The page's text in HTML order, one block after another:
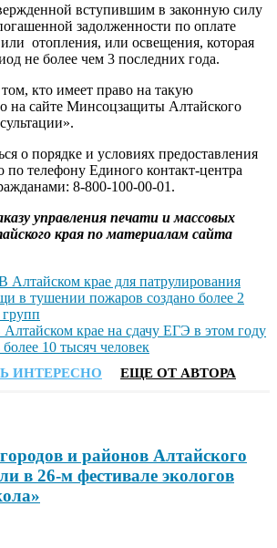
вступившим в законную силу
задолженности по оплате
отопления, или освещения, которая
не более чем 3 последних года.
кто имеет право на такую
на сайте Минсоцзащиты Алтайского
о порядке и условиях предоставления
телефону Единого контакт-центра
8-800-100-00-01.
управления печати и массовых
края по материалам сайта
Алтайском крае для патрулирования
в тушении пожаров создано более 2
крае на сдачу ЕГЭ в этом году
более 10 тысяч человек
ИНТЕРЕСНО ЕЩЕ ОТ АВТОРА
и районов Алтайского
в 26-м фестивале экологов